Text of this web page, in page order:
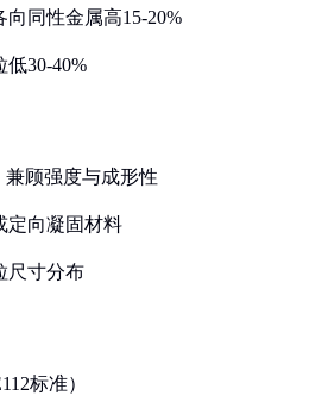
同性金属高15-20%
30-40%
兼顾强度与成形性
定向凝固材料
尺寸分布
标准）